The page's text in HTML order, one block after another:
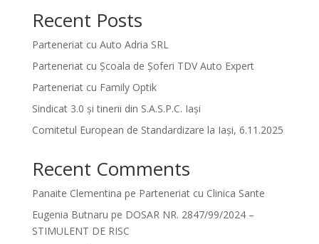
Recent Posts
Parteneriat cu Auto Adria SRL
Parteneriat cu Școala de Șoferi TDV Auto Expert
Parteneriat cu Family Optik
Sindicat 3.0 și tinerii din S.A.S.P.C. Iași
Comitetul European de Standardizare la Iași, 6.11.2025
Recent Comments
Panaite Clementina pe Parteneriat cu Clinica Sante
Eugenia Butnaru pe DOSAR NR. 2847/99/2024 –
STIMULENT DE RISC